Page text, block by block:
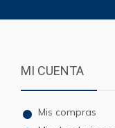
MI CUENTA
Mis compras